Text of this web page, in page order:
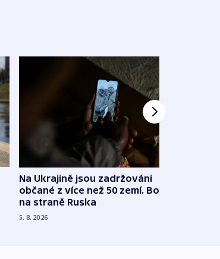
Na Ukrajině jsou zadržováni
občané z více než 50 zemí. Bojovali
na straně Ruska
5. 8. 2026